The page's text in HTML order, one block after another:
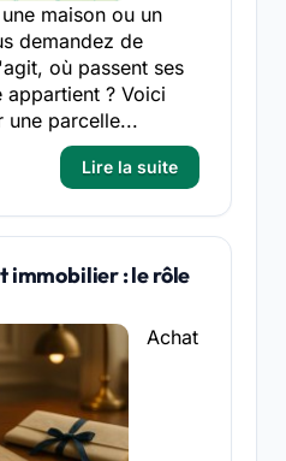
maison ou un
demandez de
où passent ses
appartient ? Voici
une parcelle...
Lire la suite
immobilier : le rôle
Achat